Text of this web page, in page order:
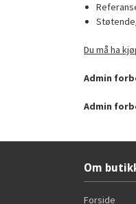
Du må ha
Admin
Admin
Om
Forside